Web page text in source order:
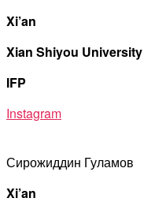
Xi’an
Xian Shiyou University
IFP
Instagram
Сирожиддин Гуламов
Xi’an